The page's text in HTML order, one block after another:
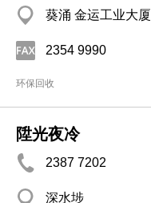
葵涌 金运工业大厦
2354 9990
环保回收
陞光夜冷
2387 7202
深水埗